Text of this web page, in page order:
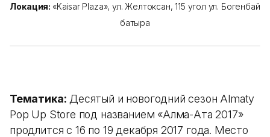
Локация: «Kaisar Plaza», ул. Желтоксан, 115 угол ул. Богенбай
батыра
Тематика: Десятый и новогодний сезон Almaty
Pop Up Store под названием «Алма-Ата 2017»
продлится с 16 по 19 декабря 2017 года. Место